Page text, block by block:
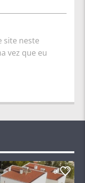
site neste
vez que eu
0